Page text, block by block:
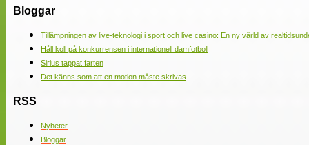
Bloggar
Tillämpningen av live-teknologi i sport och live casino: En ny värld av
Håll koll på konkurrensen i internationell damfotboll
Sirius tappat farten
Det känns som att en motion måste skrivas
RSS
Nyheter
Bloggar